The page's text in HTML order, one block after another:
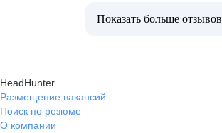
Показать больше отзывов
HeadHunter
Размещение вакансий
Поиск по резюме
О компании